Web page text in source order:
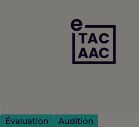
Évaluation Audition